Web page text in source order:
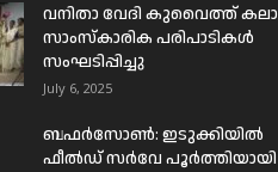
വനിതാ വേദി കുവൈത്ത് കലാ
സാംസ്കാരിക പരിപാടികൾ
സംഘടിപ്പിച്ചു
July 6, 2025
ബഫര്‍സോണ്‍: ഇടുക്കിയില്‍
ഫീല്‍ഡ് സര്‍വേ പൂര്‍ത്തിയായി